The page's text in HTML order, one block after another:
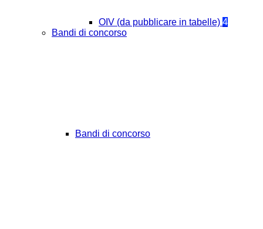
OIV (da pubblicare in tabelle) 4
Bandi di concorso
Bandi di concorso